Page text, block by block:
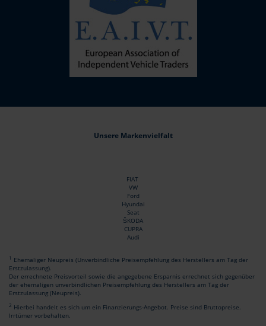
Unsere Markenvielfalt
FIAT
VW
Ford
Hyundai
Seat
ŠKODA
CUPRA
Audi
1 Ehemaliger Neupreis (Unverbindliche Preisempfehlung des Herstellers am Tag der
Erstzulassung).
Der errechnete Preisvorteil sowie die angegebene Ersparnis errechnet sich gegenüber
der ehemaligen unverbindlichen Preisempfehlung des Herstellers am Tag der
Erstzulassung (Neupreis).
2 Hierbei handelt es sich um ein Finanzierungs-Angebot. Preise sind Bruttopreise.
Irrtümer vorbehalten.